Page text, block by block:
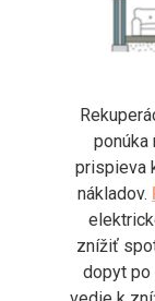
ponúka
prispieva
nákladov.
znížiť
dopyt po